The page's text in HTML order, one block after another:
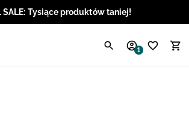
SALE: Tysiące produktów taniej!
1